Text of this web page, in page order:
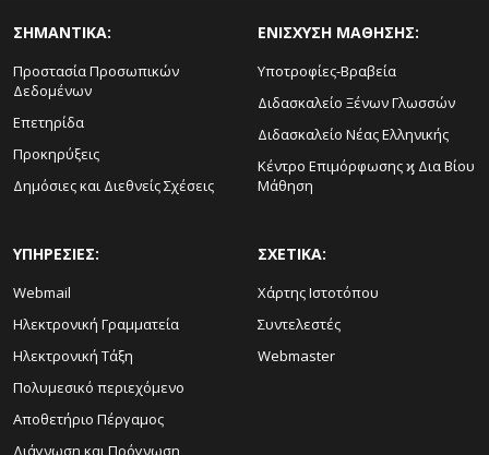
ΣΗΜΑΝΤΙΚΑ:
Προστασία Προσωπικών
Δεδομένων
Επετηρίδα
Προκηρύξεις
Δημόσιες και Διεθνείς Σχέσεις
ΕΝΙΣΧΥΣΗ ΜΑΘΗΣΗΣ:
Υποτροφίες-Βραβεία
Διδασκαλείο Ξένων Γλωσσών
Διδασκαλείο Νέας Ελληνικής
Κέντρο Επιμόρφωσης ϗ Δια Βίου
Μάθηση
ΥΠΗΡΕΣΙΕΣ:
Webmail
Ηλεκτρονική Γραμματεία
Ηλεκτρονική Τάξη
Πολυμεσικό περιεχόμενο
Αποθετήριο Πέργαμος
ΣΧΕΤΙΚΑ:
Χάρτης Ιστοτόπου
Συντελεστές
Webmaster